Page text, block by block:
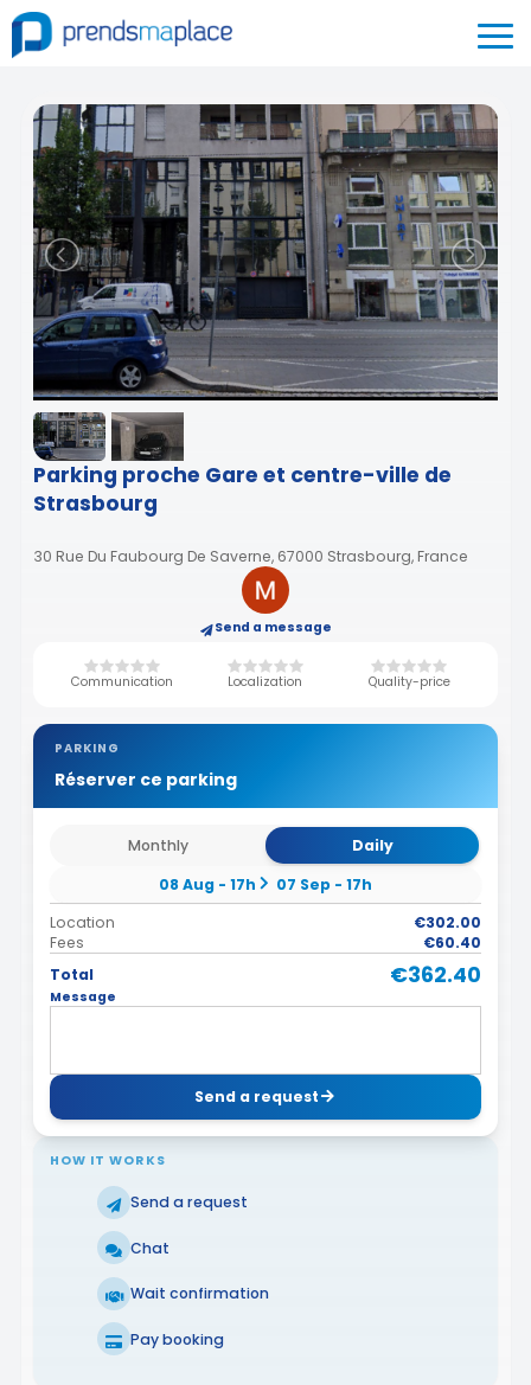
Parking proche Gare et centre-ville de
Strasbourg
30 Rue Du Faubourg De Saverne, 67000 Strasbourg, France
Send a message
Communication Localization Quality-price
PARKING
Réserver ce parking
Monthly
Daily
08 Aug - 17h
07 Sep - 17h
Location
€302.00
Fees
€60.40
Total
€362.40
Message
Send a request
HOW IT WORKS
Send a request
Chat
Wait confirmation
Pay booking